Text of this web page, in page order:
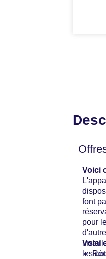
Voici
font
pour
les
Voici